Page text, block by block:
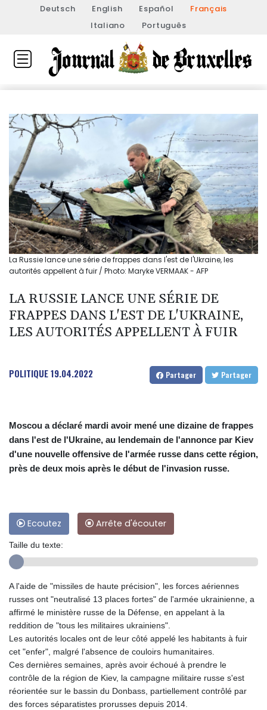
Deutsch English Español
Français
Italiano
Português
La Russie lance une série de frappes dans l'est de l'Ukraine, les
autorités appellent à fuir / Photo: Maryke VERMAAK - AFP
LA RUSSIE LANCE UNE SÉRIE DE
FRAPPES DANS L'EST DE L'UKRAINE,
LES AUTORITÉS APPELLENT À FUIR
POLITIQUE19.04.2022 Partager Partager
Moscou a déclaré mardi avoir mené une dizaine de frappes
dans l'est de l'Ukraine, au lendemain de l'annonce par Kiev
d'une nouvelle offensive de l'armée russe dans cette région,
près de deux mois après le début de l'invasion russe.
Ecoutez Arrête d'écouter
Taille du texte:
A l'aide de "missiles de haute précision", les forces aériennes
russes ont "neutralisé 13 places fortes" de l'armée ukrainienne, a
affirmé le ministère russe de la Défense, en appelant à la
reddition de "tous les militaires ukrainiens".
Les autorités locales ont de leur côté appelé les habitants à fuir
cet "enfer", malgré l'absence de couloirs humanitaires.
Ces dernières semaines, après avoir échoué à prendre le
contrôle de la région de Kiev, la campagne militaire russe s'est
réorientée sur le bassin du Donbass, partiellement contrôlé par
des forces séparatistes prorusses depuis 2014.